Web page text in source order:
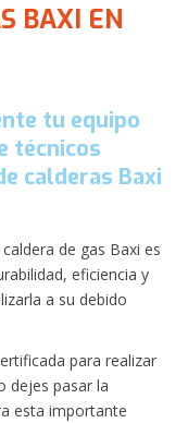
BAXI EN
tu equipo
técnicos
calderas Baxi
de gas Baxi es
eficiencia y
a su debido
para realizar
dejes pasar la
esta importante